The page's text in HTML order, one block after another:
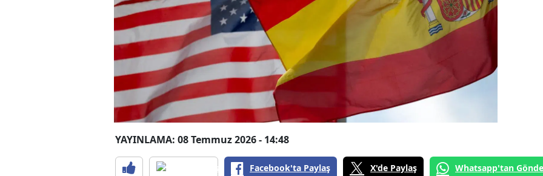
YAYINLAMA: 08 Temmuz 2026 - 14:48
Facebook'ta Paylaş X'de Paylaş Whatsapp'tan